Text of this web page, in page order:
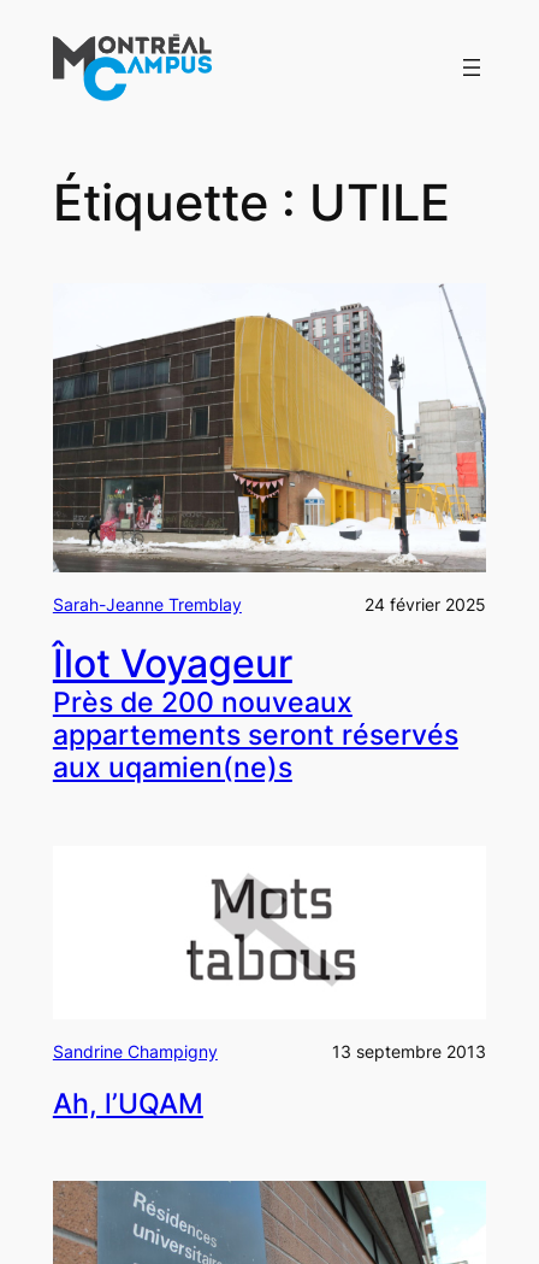
contenu
Étiquette : UTILE
Sarah-Jeanne Tremblay 24 février 2025
Îlot Voyageur
Près de 200 nouveaux
appartements seront réservés
aux uqamien(ne)s
Sandrine Champigny 13 septembre 2013
Ah, l’UQAM